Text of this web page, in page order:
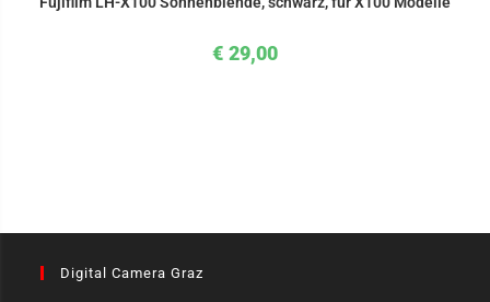
€ 29,00
Digital Camera Graz